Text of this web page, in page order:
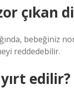
çıkan
bebeğiniz
reddedebilir.
edilir?